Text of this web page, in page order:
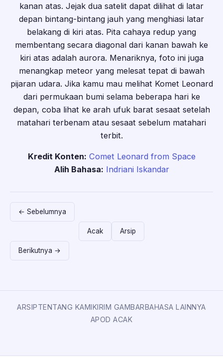
kanan atas. Jejak dua satelit dapat dilihat di latar
depan bintang-bintang jauh yang menghiasi latar
belakang di kiri atas. Pita cahaya redup yang
membentang secara diagonal dari kanan bawah ke
kiri atas adalah aurora. Menariknya, foto ini juga
menangkap meteor yang melesat tepat di bawah
pijaran udara. Jika kamu mau melihat Komet Leonard
dari permukaan bumi selama beberapa hari ke
depan, coba lihat ke arah ufuk barat sesaat setelah
matahari terbenam atau sesaat sebelum matahari
terbit.
Kredit Konten: Comet Leonard from Space
Alih Bahasa: Indriani Iskandar
← Sebelumnya
Acak Arsip
Berikutnya →
ARSIPTENTANG KAMIKIRIM GAMBARBAHASA LAINNYA
APOD ACAK